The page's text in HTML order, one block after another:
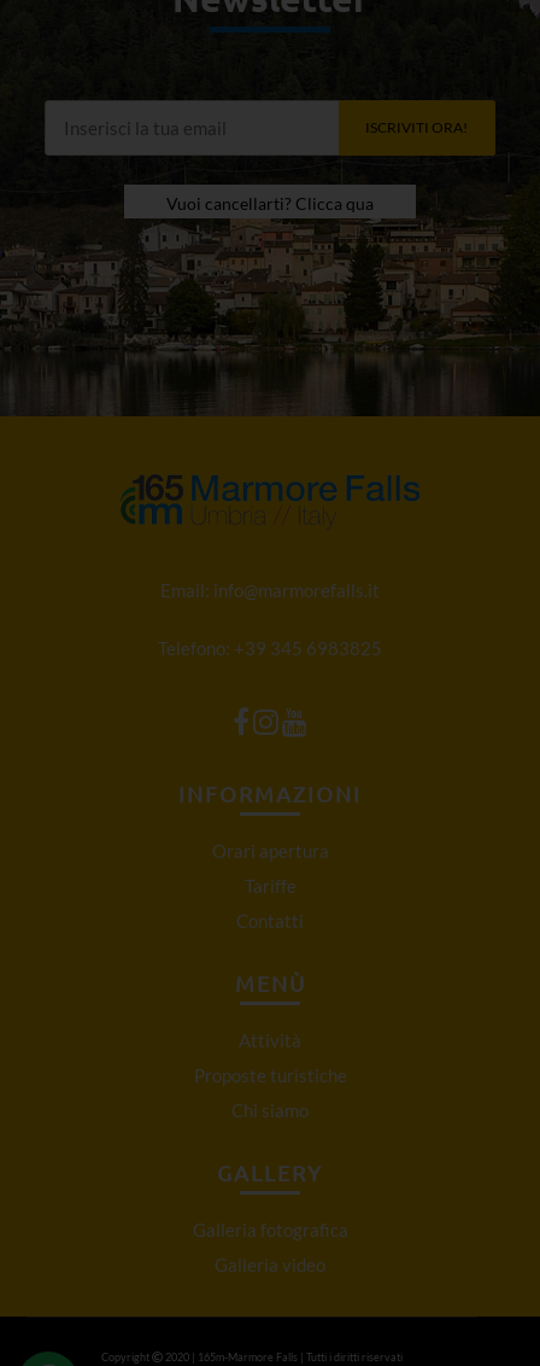
ISCRIVITI ORA!
Vuoi cancellarti? Clicca qua
Email: info@marmorefalls.it
Telefono: +39 345 6983825
INFORMAZIONI
Orari apertura
Tariffe
Contatti
MENÙ
Attività
Proposte turistiche
Chi siamo
GALLERY
Galleria fotografica
Galleria video
Copyright 2020 | 165m-Marmore Falls | Tutti i diritti riservati